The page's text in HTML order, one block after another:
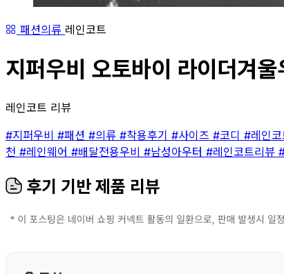
패션의류 레인코트
지퍼우비 오토바이 라이더겨
레인코트 리뷰
#지퍼우비 #패션 #의류 #착용후기 #사이즈 #코디 #레인코
천 #레인웨어 #배달전용우비 #남성아우터 #레인코트리뷰
후기 기반 제품 리뷰